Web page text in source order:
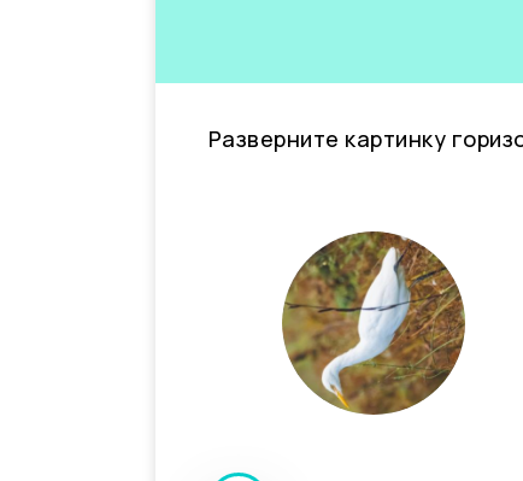
Разверните картинку